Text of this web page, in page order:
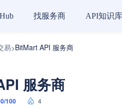
找服务商 API知识库
易>BitMart API 服务商
服务商
100 4